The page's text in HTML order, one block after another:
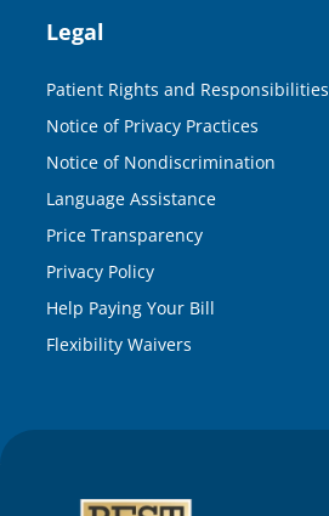
Legal
Patient Rights and Responsibilities
Notice of Privacy Practices
Notice of Nondiscrimination
Language Assistance
Price Transparency
Privacy Policy
Help Paying Your Bill
Flexibility Waivers